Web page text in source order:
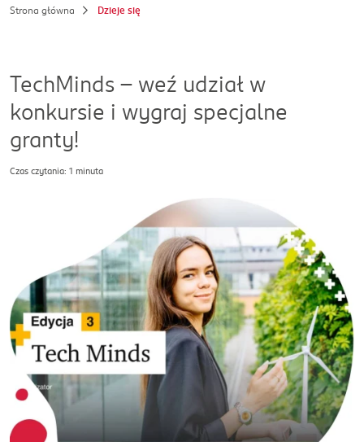
Strona główna Dzieje się
TechMinds – weź udział w
konkursie i wygraj specjalne
granty!
Czas czytania: 1 minuta